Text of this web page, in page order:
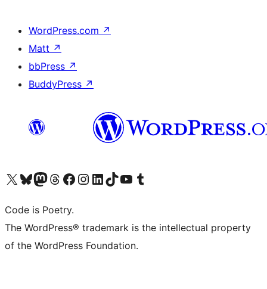
WordPress.com ↗
Matt ↗
bbPress ↗
BuddyPress ↗
Visita il nostro account X (ex Twitter)
Visita il nostro account Bluesky
Visita il nostro account Mastodon
Visita il nostro account Threads
Visita la nostra pagina Facebook
Visita il nostro account Instagram
Visita il nostro account LinkedIn
Visita il nostro account TikTok
Visita il nostro canale YouTube
Visita il nostro account Tumblr
Code is Poetry.
The WordPress® trademark is the intellectual property
of the WordPress Foundation.